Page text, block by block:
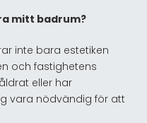
mitt badrum?
inte bara estetiken
och fastighetens
eller har
vara nödvändig för att